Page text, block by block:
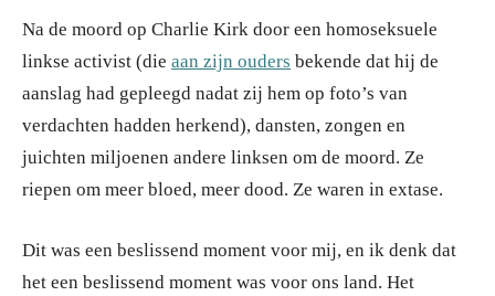
Na de moord op Charlie Kirk door een homoseksuele
linkse activist (die aan zijn ouders bekende dat hij de
aanslag had gepleegd nadat zij hem op foto’s van
verdachten hadden herkend), dansten, zongen en
juichten miljoenen andere linksen om de moord. Ze
riepen om meer bloed, meer dood. Ze waren in extase.
Dit was een beslissend moment voor mij, en ik denk dat
het een beslissend moment was voor ons land. Het